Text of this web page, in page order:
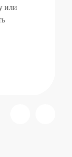
или